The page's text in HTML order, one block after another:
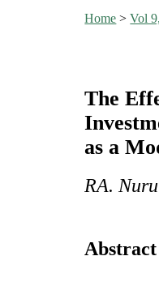
Home >Vol
The
as a
RA.
Abstract